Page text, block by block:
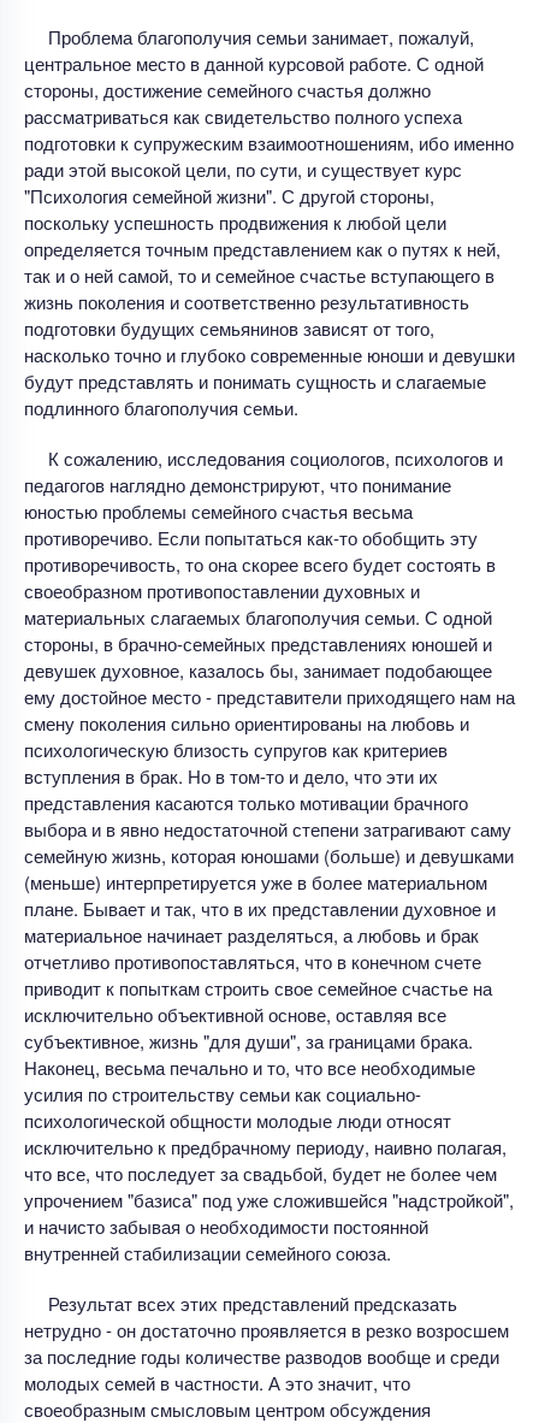
Проблема благополучия семьи занимает, пожалуй,
центральное место в данной курсовой работе. С одной
стороны, достижение семейного счастья должно
рассматриваться как свидетельство полного успеха
подготовки к супружеским взаимоотношениям, ибо именно
ради этой высокой цели, по сути, и существует курс
"Психология семейной жизни". С другой стороны,
поскольку успешность продвижения к любой цели
определяется точным представлением как о путях к ней,
так и о ней самой, то и семейное счастье вступающего в
жизнь поколения и соответственно результативность
подготовки будущих семьянинов зависят от того,
насколько точно и глубоко современные юноши и девушки
будут представлять и понимать сущность и слагаемые
подлинного благополучия семьи.
К сожалению, исследования социологов, психологов и
педагогов наглядно демонстрируют, что понимание
юностью проблемы семейного счастья весьма
противоречиво. Если попытаться как-то обобщить эту
противоречивость, то она скорее всего будет состоять в
своеобразном противопоставлении духовных и
материальных слагаемых благополучия семьи. С одной
стороны, в брачно-семейных представлениях юношей и
девушек духовное, казалось бы, занимает подобающее
ему достойное место - представители приходящего нам на
смену поколения сильно ориентированы на любовь и
психологическую близость супругов как критериев
вступления в брак. Но в том-то и дело, что эти их
представления касаются только мотивации брачного
выбора и в явно недостаточной степени затрагивают саму
семейную жизнь, которая юношами (больше) и девушками
(меньше) интерпретируется уже в более материальном
плане. Бывает и так, что в их представлении духовное и
материальное начинает разделяться, а любовь и брак
отчетливо противопоставляться, что в конечном счете
приводит к попыткам строить свое семейное счастье на
исключительно объективной основе, оставляя все
субъективное, жизнь "для души", за границами брака.
Наконец, весьма печально и то, что все необходимые
усилия по строительству семьи как социально-
психологической общности молодые люди относят
исключительно к предбрачному периоду, наивно полагая,
что все, что последует за свадьбой, будет не более чем
упрочением "базиса" под уже сложившейся "надстройкой",
и начисто забывая о необходимости постоянной
внутренней стабилизации семейного союза.
Результат всех этих представлений предсказать
нетрудно - он достаточно проявляется в резко возросшем
за последние годы количестве разводов вообще и среди
молодых семей в частности. А это значит, что
своеобразным смысловым центром обсуждения